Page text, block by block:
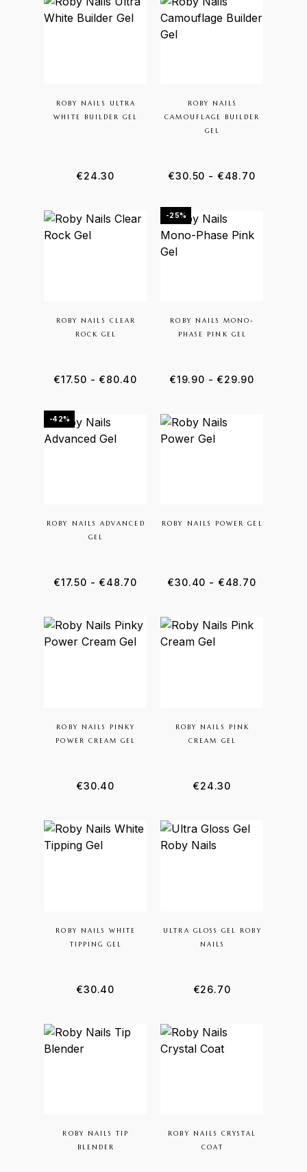
ROBY NAILS ULTRA
WHITE BUILDER GEL
€24.30
ROBY NAILS
CAMOUFLAGE BUILDER
GEL
€30.50 - €48.70
ROBY NAILS CLEAR
ROCK GEL
€17.50 - €80.40
-25%
ROBY NAILS MONO-
PHASE PINK GEL
€19.90 - €29.90
-42%
ROBY NAILS ADVANCED
GEL
€17.50 - €48.70
ROBY NAILS POWER GEL
€30.40 - €48.70
ROBY NAILS PINKY
POWER CREAM GEL
€30.40
ROBY NAILS PINK
CREAM GEL
€24.30
ROBY NAILS WHITE
TIPPING GEL
€30.40
ULTRA GLOSS GEL ROBY
NAILS
€26.70
ROBY NAILS TIP
BLENDER
ROBY NAILS CRYSTAL
COAT